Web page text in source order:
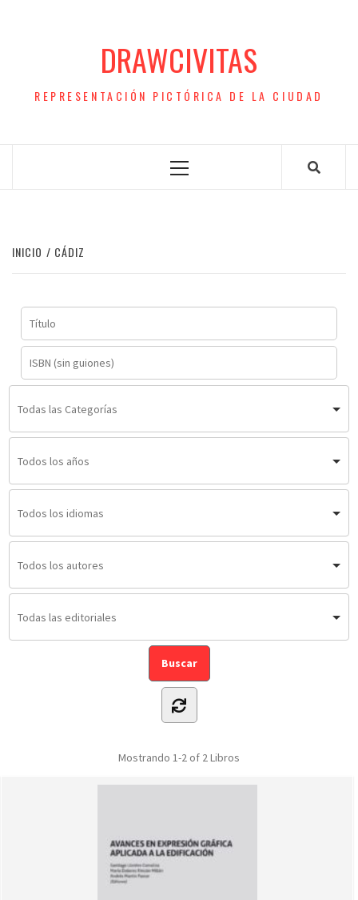
DRAWCIVITAS
REPRESENTACIÓN PICTÓRICA DE LA CIUDAD
Menú
INICIO CÁDIZ
Mostrando 1-2 of 2Libros